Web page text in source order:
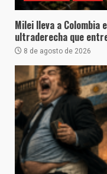
Milei lleva a Colombia
ultraderecha que
8 de agosto de 2026